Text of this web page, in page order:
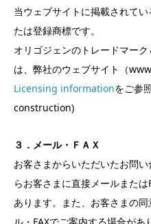
当ウェブサイトに掲載されて
たは登録商標です。
オリゴジェンのトレードマー
は、弊社のウェブサイト（
Licensing informationをご参
construction)
３．メール・ＦＡＸ
お客さまからいただいたお問
らお客さまに直接メールまた
あります。また、お客さまの